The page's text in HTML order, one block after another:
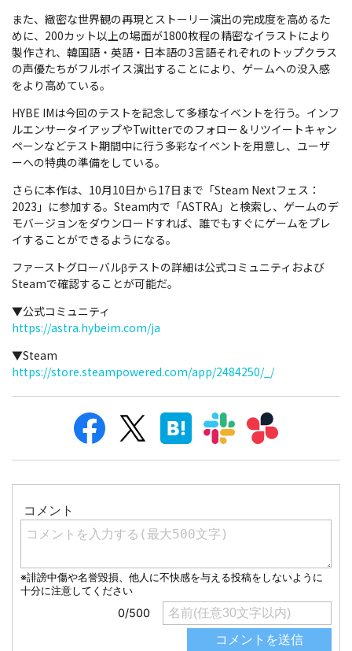
また、緻密な世界観の再現とストーリー演出の完成度を高めるた
めに、200カット以上の場面が1800枚程の精密なイラストにより
製作され、韓国語・英語・日本語の3言語それぞれのトップクラス
の声優たちがフルボイス演出することにより、ゲームへの没入感
をより高めている。
HYBE IMは今回のテストを記念して多様なイベントを行う。インフ
ルエンサータイアップやTwitterでのフォロー＆リツイートキャン
ペーンなどテスト期間中に行う多彩なイベントを用意し、ユーザ
ーへの特典の準備をしている。
さらに本作は、10月10日から17日まで「Steam Nextフェス：
2023」に参加する。Steam内で「ASTRA」と検索し、ゲームのデ
モバージョンをダウンロードすれば、誰でもすぐにゲームをプレ
イすることができるようになる。
ファーストグローバルβテストの詳細は公式コミュニティおよび
Steamで確認することが可能だ。
▼公式コミュニティ
https://astra.hybeim.com/ja
▼Steam
https://store.steampowered.com/app/2484250/_/